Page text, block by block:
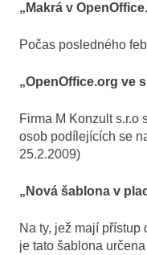
„Makrá v
Počas posledného
„OpenOffice.org ve
Firma M Konzult
osob podílejících se
25.2.2009)
„Nová šablona v
Na ty, jež mají
je tato šablona